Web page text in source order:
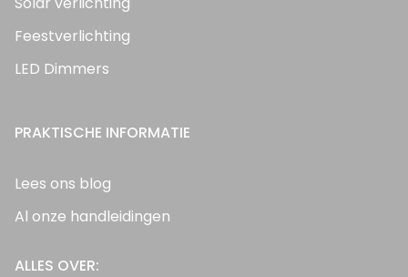
Feestverlichting
LED Dimmers
PRAKTISCHE INFORMATIE
Lees ons blog
Al onze handleidingen
ALLES OVER: